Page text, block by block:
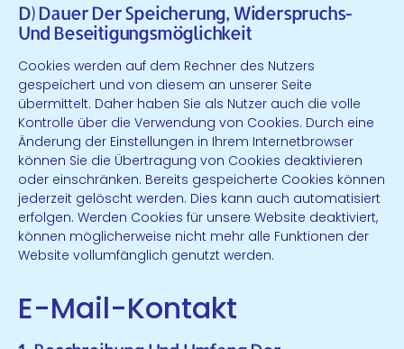
D) Dauer Der Speicherung, Widerspruchs-
Und Beseitigungsmöglichkeit
Cookies werden auf dem Rechner des Nutzers
gespeichert und von diesem an unserer Seite
übermittelt. Daher haben Sie als Nutzer auch die volle
Kontrolle über die Verwendung von Cookies. Durch eine
Änderung der Einstellungen in Ihrem Internetbrowser
können Sie die Übertragung von Cookies deaktivieren
oder einschränken. Bereits gespeicherte Cookies können
jederzeit gelöscht werden. Dies kann auch automatisiert
erfolgen. Werden Cookies für unsere Website deaktiviert,
können möglicherweise nicht mehr alle Funktionen der
Website vollumfänglich genutzt werden.
E-Mail-Kontakt